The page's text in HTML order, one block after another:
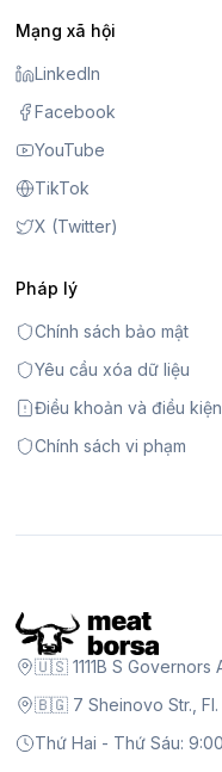
Mạng xã hội
LinkedIn
Facebook
YouTube
TikTok
X (Twitter)
Pháp lý
Chính sách bảo mật
Yêu cầu xóa dữ liệu
Điều khoản và điều kiện
Chính sách vi phạm
🇺🇸 1111B S Governors
🇧🇬 7 Sheinovo Str., Fl.
Thứ Hai - Thứ Sáu: